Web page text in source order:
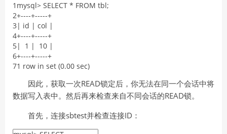
1
2
3
4
5
6
7
mysql> SELECT * FROM tbl;
+----+-----+
| id | col |
+----+-----+
|
1 | 10 |
+----+-----+
1 row in set (0.00 sec)
因此，获取一次READ锁定后，你无法在同一个会话中将
数据写入表中。然后再来检查来自不同会话的READ锁。
首先，连接sbtest并检查连接ID：